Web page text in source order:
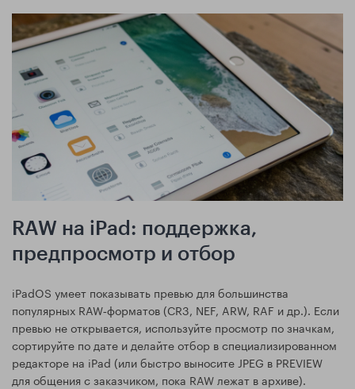
RAW на iPad: поддержка,
предпросмотр и отбор
iPadOS умеет показывать превью для большинства
популярных RAW‑форматов (CR3, NEF, ARW, RAF и др.). Если
превью не открывается, используйте просмотр по значкам,
сортируйте по дате и делайте отбор в специализированном
редакторе на iPad (или быстро выносите JPEG в PREVIEW
для общения с заказчиком, пока RAW лежат в архиве).